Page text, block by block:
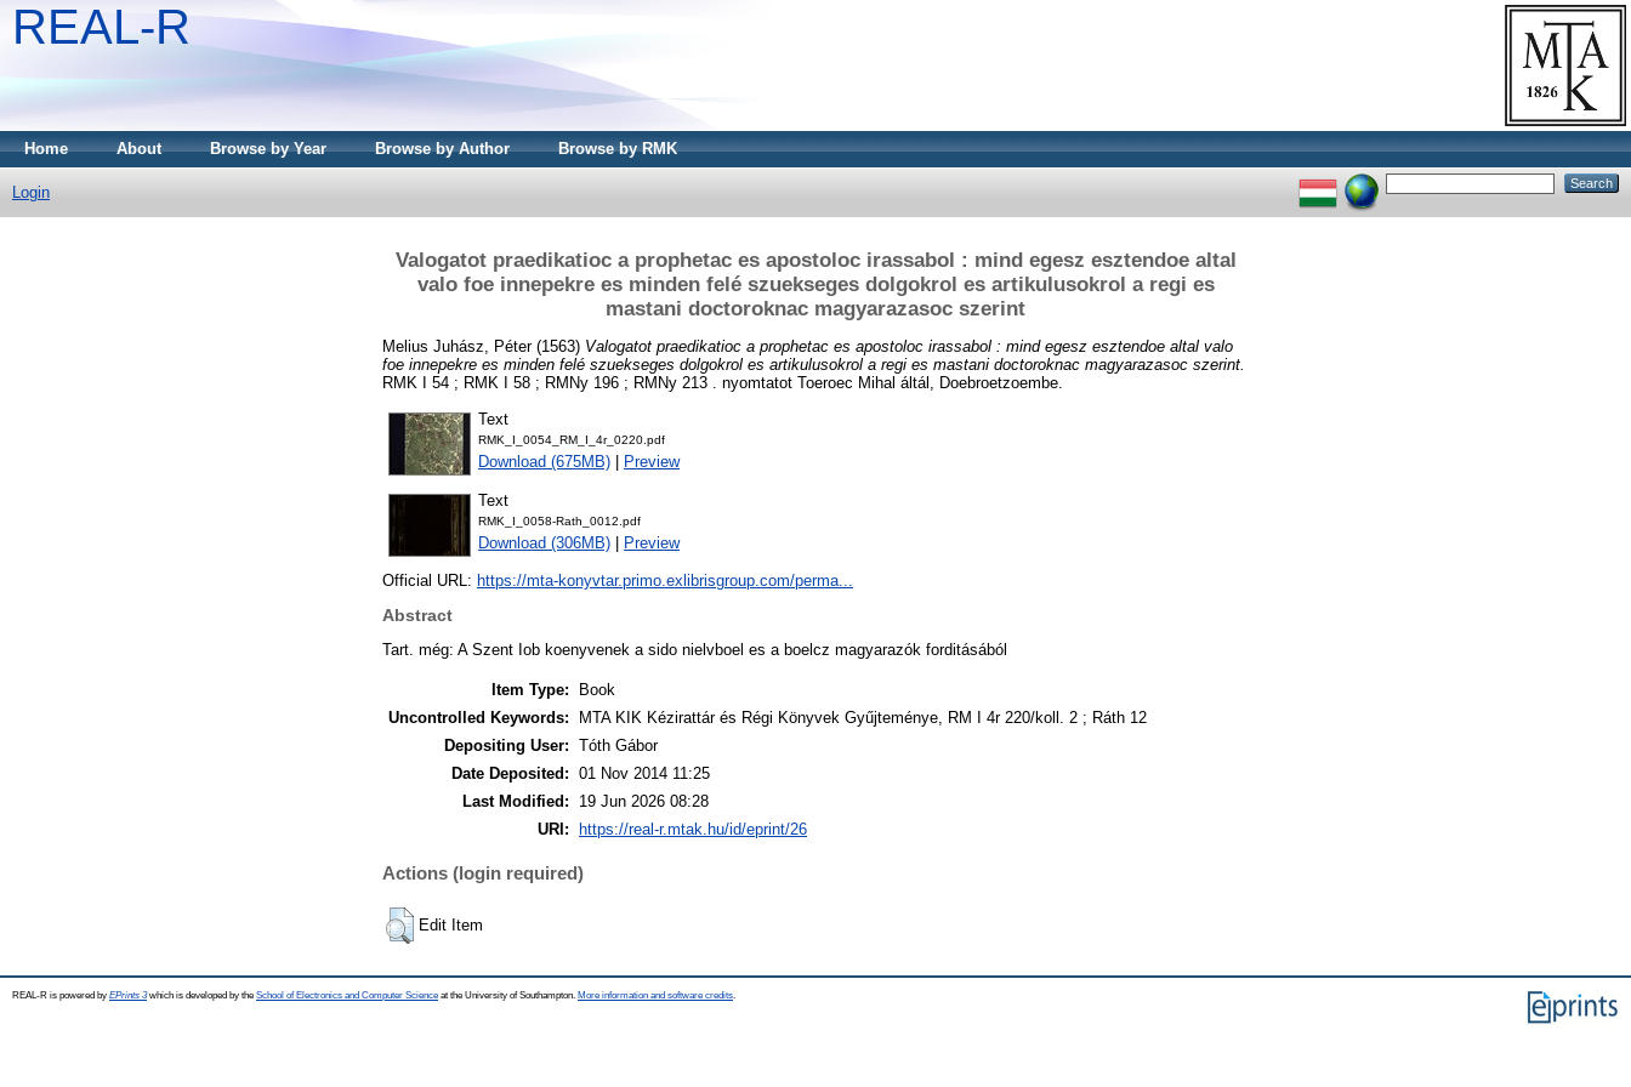
REAL-R
Home About Browse by Year Browse by Author Browse by RMK
Login
Valogatot praedikatioc a prophetac es apostoloc irassabol : mind egesz esztendoe altal
valo foe innepekre es minden felé szuekseges dolgokrol es artikulusokrol a regi es
mastani doctoroknac magyarazasoc szerint
Melius Juhász, Péter(1563) Valogatot praedikatioc a prophetac es apostoloc irassabol : mind egesz esztendoe altal valo
foe innepekre es minden felé szuekseges dolgokrol es artikulusokrol a regi es mastani doctoroknac magyarazasoc szerint.
RMK I 54 ; RMK I 58 ; RMNy 196 ; RMNy 213 . nyomtatot Toeroec Mihal áltál, Doebroetzoembe.
Text
RMK_I_0054_RM_I_4r_0220.pdf
Download (675MB) Preview
Text
RMK_I_0058-Rath_0012.pdf
Download (306MB) Preview
Official URL: https://mta-konyvtar.primo.exlibrisgroup.com/perma...
Abstract
Tart. még: A Szent Iob koenyvenek a sido nielvboel es a boelcz magyarazók forditásából
Item Type:
Book
Uncontrolled Keywords:
MTA KIK Kézirattár és Régi Könyvek Gyűjteménye, RM I 4r 220/koll. 2 ; Ráth 12
Depositing User: Tóth Gábor
Date Deposited: 01 Nov 2014 11:25
Last Modified:
19 Jun 2026 08:28
URI:
https://real-r.mtak.hu/id/eprint/26
Actions (login required)
Edit Item
REAL-R is powered by EPrints 3which is developed by the School of Electronics and Computer Science at the University of Southampton. More information and software credits